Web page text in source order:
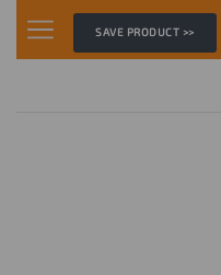
SAVE PRODUCT >>